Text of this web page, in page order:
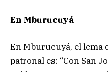
En Mburucuyá
En Mburucuyá, el lema
patronal es: “Con San